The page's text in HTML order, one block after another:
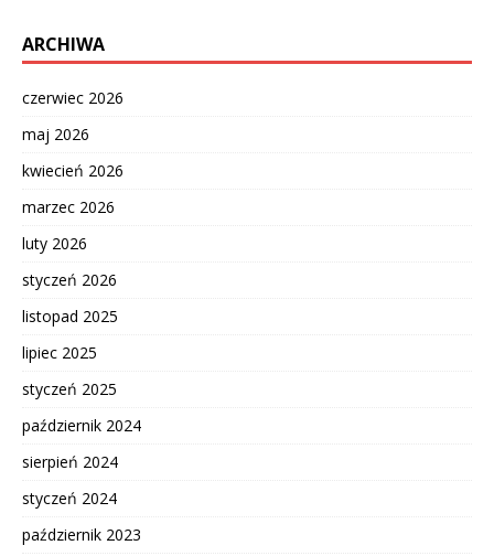
ARCHIWA
czerwiec 2026
maj 2026
kwiecień 2026
marzec 2026
luty 2026
styczeń 2026
listopad 2025
lipiec 2025
styczeń 2025
październik 2024
sierpień 2024
styczeń 2024
październik 2023